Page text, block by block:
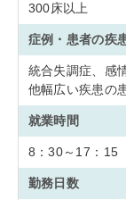
300床以上
症例・患者の疾
統合失調症、感
他幅広い疾患の
就業時間
8：30～17：15
勤務日数